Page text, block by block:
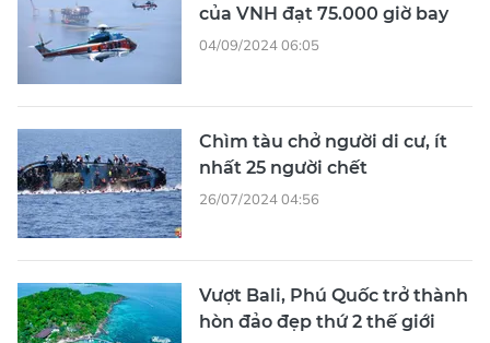
của VNH đạt 75.000 giờ bay
04/09/2024 06:05
Chìm tàu chở người di cư, ít
nhất 25 người chết
26/07/2024 04:56
Vượt Bali, Phú Quốc trở thành
hòn đảo đẹp thứ 2 thế giới